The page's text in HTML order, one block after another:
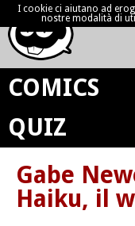
COMICS
QUIZ
Gabe
Haiku, il
I cookie ci aiutano ad
nostre modalità di